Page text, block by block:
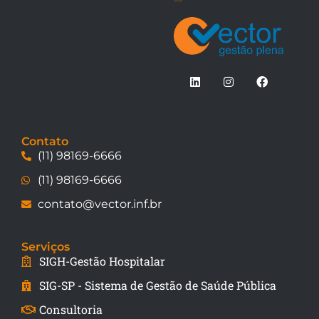
Contato
(11) 98169-6666
(11) 98169-6666
contato@vector.inf.br
Serviços
SIGH-Gestão Hospitalar
SIG-SP - Sistema de Gestão de Saúde Pública
Consultoria